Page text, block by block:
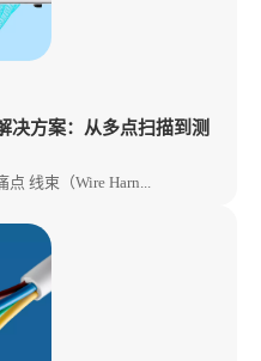
决方案：从多点扫描到测
线束（Wire Harn...